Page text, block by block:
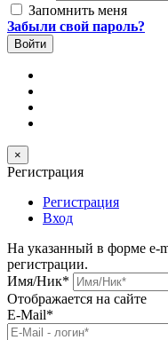
Запомнить меня
Забыли свой пароль?
×
Регистрация
Регистрация
Вход
На указанный в форме e-
регистрации.
Имя/Ник*
Отображается на сайте
E-Mail*